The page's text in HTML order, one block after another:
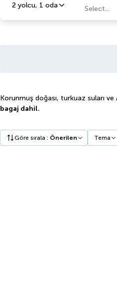
2 yolcu, 1 oda Select...
Korunmuş doğası, turkuaz suları
bagaj dahil.
Göre sırala : Önerilen Tema